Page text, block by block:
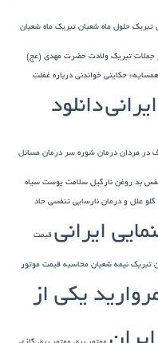
حلول ماه شعبان تبریک ماه شعبان
جملات تبریک ولادت حضرت مهدی (عج)
حکایتی خواندنی درباره غفلت
دانلود
در مردان درمان شوره سر درمان مسائل
بد روغن نارگیل سلامت پوست سیاه
علل و درمان نارسایی تنفسی حاد
ایرانی قیمت
تبریک نیمه شعبان محاسبه قیمت موتور
یکی از